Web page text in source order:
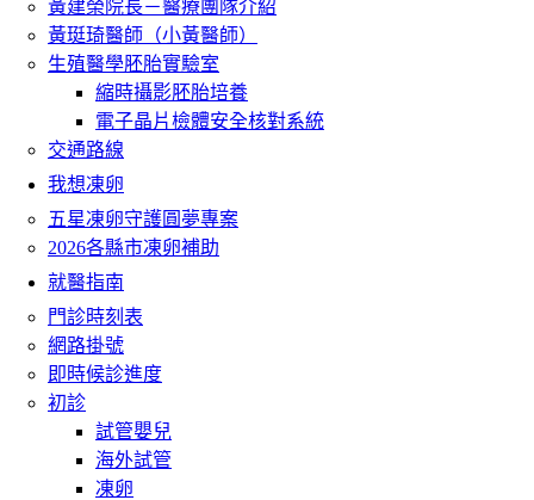
黃建榮院長－醫療團隊介紹
黃珽琦醫師（小黃醫師）
生殖醫學胚胎實驗室
縮時攝影胚胎培養
電子晶片檢體安全核對系統
交通路線
我想凍卵
五星凍卵守護圓夢專案
2026各縣市凍卵補助
就醫指南
門診時刻表
網路掛號
即時候診進度
初診
試管嬰兒
海外試管
凍卵